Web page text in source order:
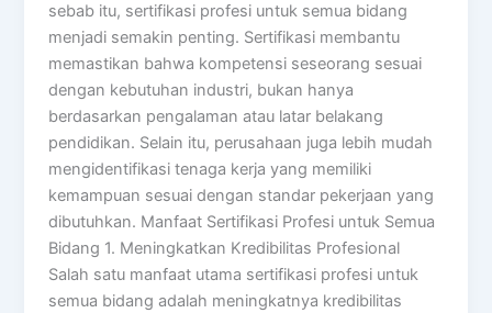
sebab itu, sertifikasi profesi untuk semua bidang
menjadi semakin penting. Sertifikasi membantu
memastikan bahwa kompetensi seseorang sesuai
dengan kebutuhan industri, bukan hanya
berdasarkan pengalaman atau latar belakang
pendidikan. Selain itu, perusahaan juga lebih mudah
mengidentifikasi tenaga kerja yang memiliki
kemampuan sesuai dengan standar pekerjaan yang
dibutuhkan. Manfaat Sertifikasi Profesi untuk Semua
Bidang 1. Meningkatkan Kredibilitas Profesional
Salah satu manfaat utama sertifikasi profesi untuk
semua bidang adalah meningkatnya kredibilitas